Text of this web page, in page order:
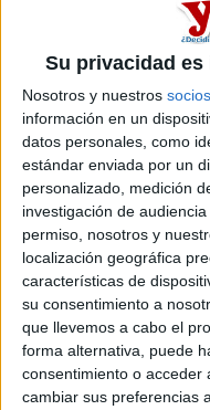
Su privacidad
Nosotros y nuestros socios
información en un
datos personales, como
estándar enviada por un
personalizado, medición
investigación de
permiso, nosotros y
localización geográfica
características de
su consentimiento a
que llevemos a cabo el
forma alternativa, puede
consentimiento o acceder
cambiar sus preferencias
Sobre ti
Soy:*
Chico
Chica
¿En qué año terminas
Soy estudiante de:*